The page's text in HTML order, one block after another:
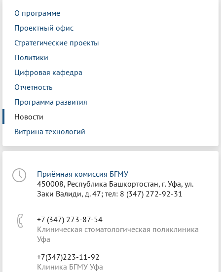
О программе
Проектный офис
Стратегические проекты
Политики
Цифровая кафедра
Отчетность
Программа развития
Новости
Витрина технологий
Приёмная комиссия БГМУ
450008, Республика Башкортостан, г. Уфа, ул.
Заки Валиди, д. 47; тел: 8 (347) 272-92-31
+7 (347) 273-87-54
Клиническая стоматологическая поликлиника
Уфа
+7(347)223-11-92
Клиника БГМУ Уфа